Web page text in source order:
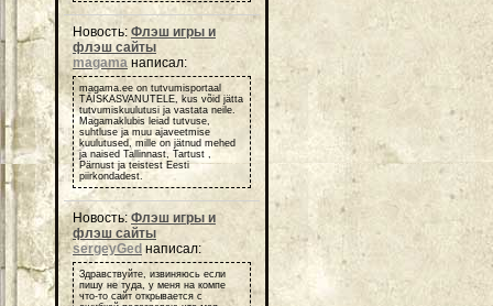
Новость: Флэш игры и
флэш сайты
magama написал:
magama.ee on tutvumisportaal
TÄISKASVANUTELE, kus võid jätta
tutvumiskuulutusi ja vastata neile.
Magamaklubis leiad tutvuse,
suhtluse ja muu ajaveetmise
kuulutused, mille on jätnud mehed
ja naised Tallinnast, Tartust ,
Pärnust ja teistest Eesti
piirkondadest.
Новость:Флэш игры и
флэш сайты
sergeyGed написал:
Здравствуйте, извиняюсь если
пишу не туда, у меня на компе
что-то сайт открывается с